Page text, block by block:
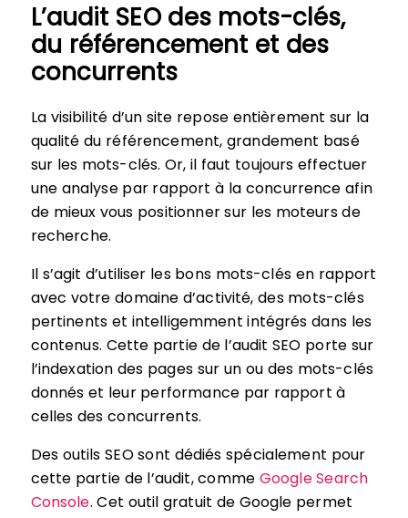
L’audit SEO des mots-clés,
du référencement et des
concurrents
La visibilité d’un site repose entièrement sur la
qualité du référencement, grandement basé
sur les mots-clés. Or, il faut toujours effectuer
une analyse par rapport à la concurrence afin
de mieux vous positionner sur les moteurs de
recherche.
Il s’agit d’utiliser les bons mots-clés en rapport
avec votre domaine d’activité, des mots-clés
pertinents et intelligemment intégrés dans les
contenus. Cette partie de l’audit SEO porte sur
l’indexation des pages sur un ou des mots-clés
donnés et leur performance par rapport à
celles des concurrents.
Des outils SEO sont dédiés spécialement pour
cette partie de l’audit, comme Google Search
Console. Cet outil gratuit de Google permet